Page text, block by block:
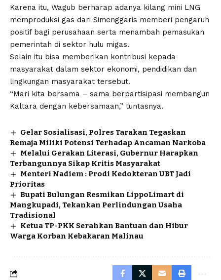
Karena itu, Wagub berharap adanya kilang mini LNG
memproduksi gas dari Simenggaris memberi pengaruh
positif bagi perusahaan serta menambah pemasukan
pemerintah di sektor hulu migas.
Selain itu bisa memberikan kontribusi kepada
masyarakat dalam sektor ekonomi, pendidikan dan
lingkungan masyarakat tersebut.
“Mari kita bersama – sama berpartisipasi membangun
Kaltara dengan kebersamaan,” tuntasnya.
Gelar Sosialisasi, Polres Tarakan Tegaskan
Remaja Miliki Potensi Terhadap Ancaman Narkoba
Melalui Gerakan Literasi, Gubernur Harapkan
Terbangunnya Sikap Kritis Masyarakat
Menteri Nadiem : Prodi Kedokteran UBT Jadi
Prioritas
Bupati Bulungan Resmikan LippoLimart di
Mangkupadi, Tekankan Perlindungan Usaha
Tradisional
Ketua TP-PKK Serahkan Bantuan dan Hibur
Warga Korban Kebakaran Malinau